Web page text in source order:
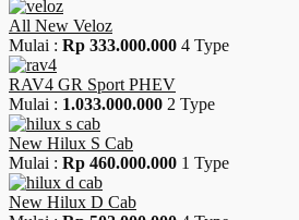
All New Veloz
Mulai : Rp 333.000.000 4 Type
RAV4 GR Sport PHEV
Mulai : 1.033.000.000 2 Type
New Hilux S Cab
Mulai : Rp 460.000.000 1 Type
New Hilux D Cab